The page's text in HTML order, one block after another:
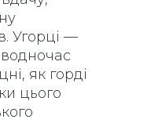
Угорці —
водночас
як горді
цього